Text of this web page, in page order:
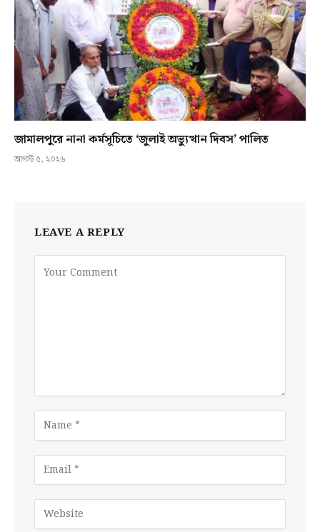
জামালপুরে নানা কর্মসূচিতে ‘জুলাই অভ্যুত্থান দিবস’ পালিত
আগস্ট ৫, ২০২৬
LEAVE A REPLY